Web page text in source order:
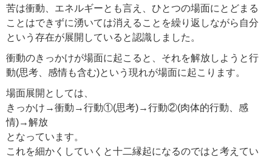
苦は衝動、エネルギーとも言え、ひとつの場面にとどまる
ことはできずに湧いては消えることを繰り返しながら自分
という存在が展開していると認識しました。
衝動のきっかけが場面に起こると、それを解放しようと行
動(思考、感情も含む)という現れが場面に起こります。
場面展開としては、
きっかけ→衝動→行動①(思考)→行動②(肉体的行動、感
情)→解放
となっています。
これを細かくしていくと十二縁起になるのではと考えてい